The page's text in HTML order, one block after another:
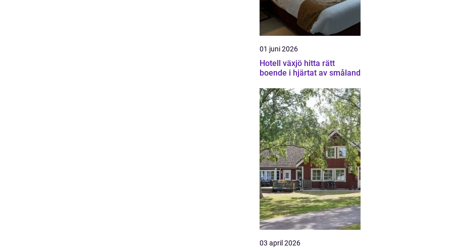
01 juni 2026
Hotell växjö hitta rätt
boende i hjärtat av småland
03 april 2026